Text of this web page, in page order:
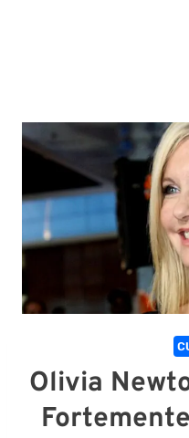
Olivia